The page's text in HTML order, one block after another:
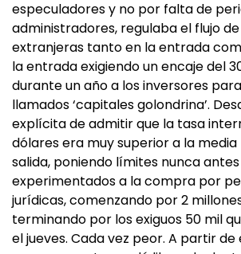
especuladores y no por falta de
administradores, regulaba el flujo de
extranjeras tanto en la entrada
la entrada exigiendo un encaje del
durante un año a los inversores
llamados ‘capitales golondrina’.
explícita de admitir que la tasa
dólares era muy superior a la media
salida, poniendo límites nunca antes
experimentados a la compra por
jurídicas, comenzando por 2
terminando por los exiguos 50 mil
el jueves. Cada vez peor. A partir